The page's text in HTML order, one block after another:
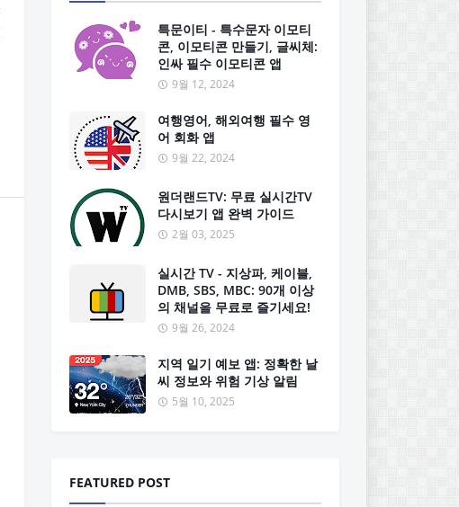
특문이티 - 특수문자 이모티
콘, 이모티콘 만들기, 글씨체:
인싸 필수 이모티콘 앱
9월 12, 2024
여행영어, 해외여행 필수 영
어 회화 앱
9월 22, 2024
원더랜드TV: 무료 실시간TV
다시보기 앱 완벽 가이드
2월 03, 2025
실시간 TV - 지상파, 케이블,
DMB, SBS, MBC: 90개 이상
의 채널을 무료로 즐기세요!
9월 26, 2024
지역 일기 예보 앱: 정확한 날
씨 정보와 위험 기상 알림
5월 10, 2025
FEATURED POST